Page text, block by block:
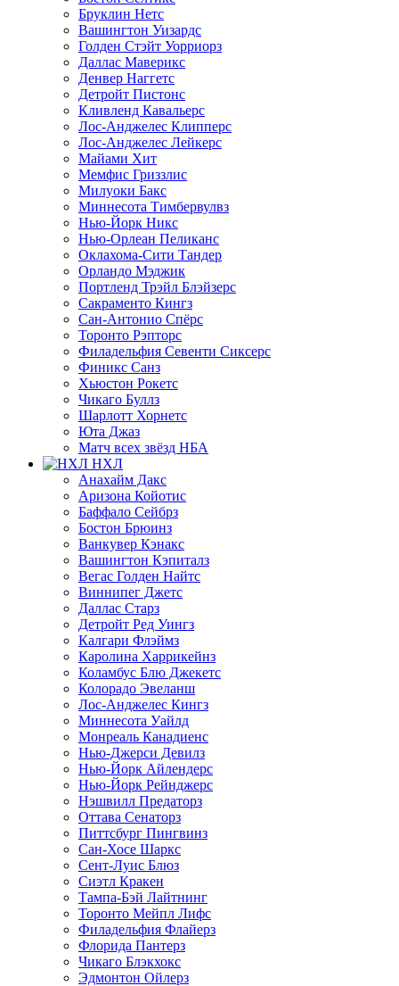
Бруклин Нетс
Вашингтон Уизардс
Голден Стэйт Уорриорз
Даллас Маверикс
Денвер Наггетс
Детройт Пистонс
Кливленд Кавальерс
Лос-Анджелес Клипперс
Лос-Анджелес Лейкерс
Майами Хит
Мемфис Гриззлис
Милуоки Бакс
Миннесота Тимбервулвз
Нью-Йорк Никс
Нью-Орлеан Пеликанс
Оклахома-Сити Тандер
Орландо Мэджик
Портленд Трэйл Блэйзерс
Сакраменто Кингз
Сан-Антонио Спёрс
Торонто Рэпторс
Филадельфия Севенти Сиксерс
Финикс Санз
Хьюстон Рокетс
Чикаго Буллз
Шарлотт Хорнетс
Юта Джаз
Матч всех звёзд НБА
НХЛ
Анахайм Дакс
Аризона Койотис
Баффало Сейбрз
Бостон Брюинз
Ванкувер Кэнакс
Вашингтон Кэпиталз
Вегас Голден Найтс
Виннипег Джетс
Даллас Старз
Детройт Ред Уингз
Калгари Флэймз
Каролина Харрикейнз
Коламбус Блю Джекетс
Колорадо Эвеланш
Лос-Анджелес Кингз
Миннесота Уайлд
Монреаль Канадиенс
Нью-Джерси Девилз
Нью-Йорк Айлендерс
Нью-Йорк Рейнджерс
Нэшвилл Предаторз
Оттава Сенаторз
Питтсбург Пингвинз
Сан-Хосе Шаркс
Сент-Луис Блюз
Сиэтл Кракен
Тампа-Бэй Лайтнинг
Торонто Мейпл Лифс
Филадельфия Флайерз
Флорида Пантерз
Чикаго Блэкхокс
Эдмонтон Ойлерз